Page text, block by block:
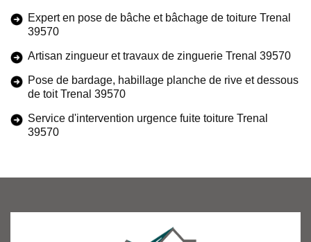
Expert en pose de bâche et bâchage de toiture Trenal
39570
Artisan zingueur et travaux de zinguerie Trenal 39570
Pose de bardage, habillage planche de rive et dessous
de toit Trenal 39570
Service d'intervention urgence fuite toiture Trenal
39570